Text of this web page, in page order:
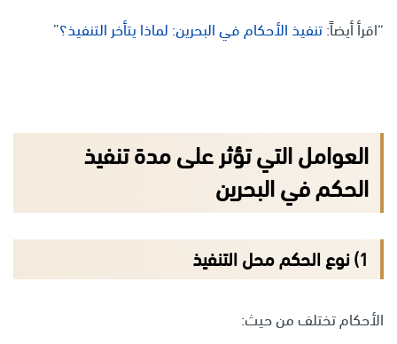
“اقرأ أيضاً:تنفيذ الأحكام في البحرين: لماذا يتأخر التنفيذ؟”
العوامل التي تؤثر على مدة تنفيذ
الحكم في البحرين
1) نوع الحكم محل التنفيذ
الأحكام تختلف من حيث: